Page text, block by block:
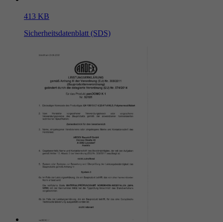
413 KB
Sicherheitsdatenblatt (SDS)